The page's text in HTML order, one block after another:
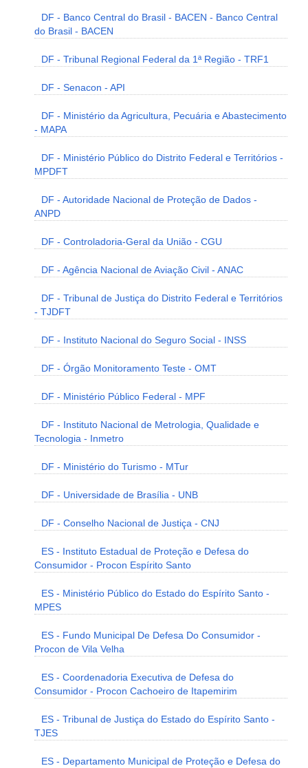
DF - Banco Central do Brasil - BACEN - Banco Central
do Brasil - BACEN
DF - Tribunal Regional Federal da 1ª Região - TRF1
DF - Senacon - API
DF - Ministério da Agricultura, Pecuária e Abastecimento
- MAPA
DF - Ministério Público do Distrito Federal e Territórios -
MPDFT
DF - Autoridade Nacional de Proteção de Dados -
ANPD
DF - Controladoria-Geral da União - CGU
DF - Agência Nacional de Aviação Civil - ANAC
DF - Tribunal de Justiça do Distrito Federal e Territórios
- TJDFT
DF - Instituto Nacional do Seguro Social - INSS
DF - Órgão Monitoramento Teste - OMT
DF - Ministério Público Federal - MPF
DF - Instituto Nacional de Metrologia, Qualidade e
Tecnologia - Inmetro
DF - Ministério do Turismo - MTur
DF - Universidade de Brasília - UNB
DF - Conselho Nacional de Justiça - CNJ
ES - Instituto Estadual de Proteção e Defesa do
Consumidor - Procon Espírito Santo
ES - Ministério Público do Estado do Espírito Santo -
MPES
ES - Fundo Municipal De Defesa Do Consumidor -
Procon de Vila Velha
ES - Coordenadoria Executiva de Defesa do
Consumidor - Procon Cachoeiro de Itapemirim
ES - Tribunal de Justiça do Estado do Espírito Santo -
TJES
ES - Departamento Municipal de Proteção e Defesa do